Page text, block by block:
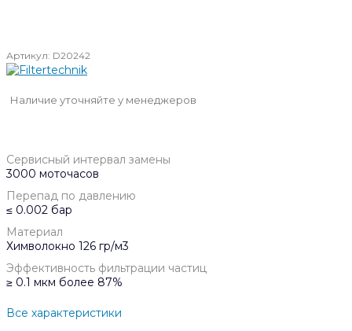
Артикул: D20242
Наличие уточняйте у менеджеров
Сервисный интервал замены
3000 моточасов
Перепад по давлению
≤ 0.002 бар
Материал
Химволокно 126 гр/м3
Эффективность фильтрации частиц
≥ 0.1 мкм более 87%
Все характеристики